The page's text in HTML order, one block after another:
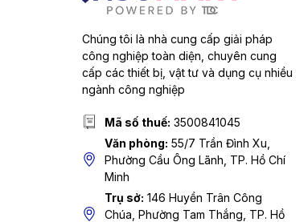
Chúng tôi là nhà cung cấp giải pháp
công nghiệp toàn diện, chuyên cung
cấp các thiết bị, vật tư và dụng cụ nhiều
ngành công nghiệp
Mã số thuế: 3500841045
Văn phòng: 55/7 Trần Đình Xu,
Phường Cầu Ông Lãnh, TP. Hồ Chí
Minh
Trụ sở: 146 Huyền Trân Công
Chúa, Phường Tam Thắng, TP. Hồ